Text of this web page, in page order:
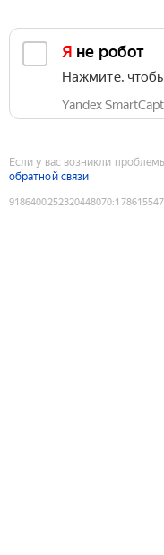
Я не робот
Нажмите,
Yandex
Если у вас возникли
обратной связи
9186400252320448070: